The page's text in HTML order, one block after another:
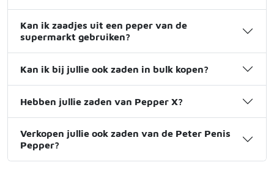
Kan ik zaadjes uit een peper van de
supermarkt gebruiken?
Kan ik bij jullie ook zaden in bulk kopen?
Hebben jullie zaden van Pepper X?
Verkopen jullie ook zaden van de Peter Penis
Pepper?